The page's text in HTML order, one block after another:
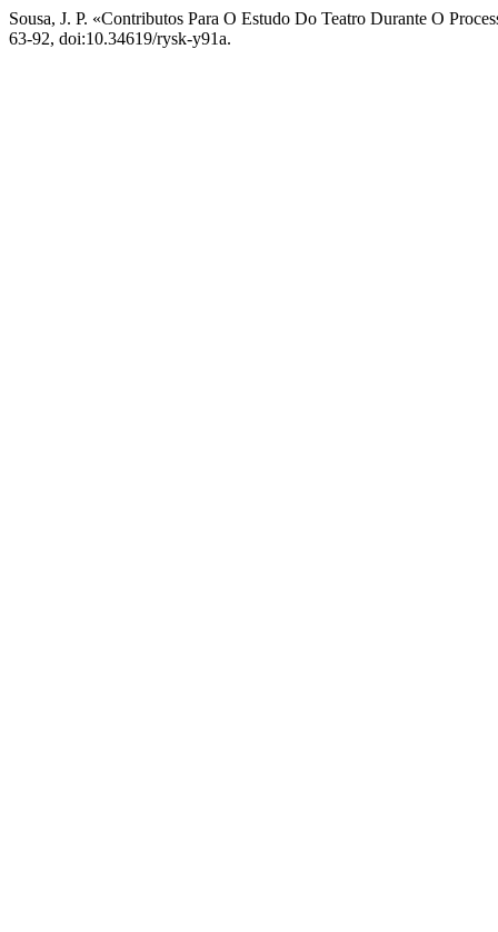
Sousa, J. P. «Contributos Para O Estudo Do Teatro Durante O
63-92, doi:10.34619/rysk-y91a.